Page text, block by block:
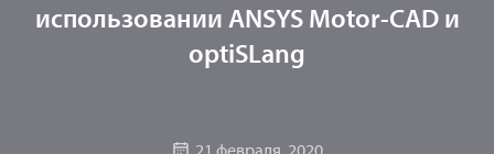
использовании ANSYS Motor-CAD и
optiSLang
21 февраля, 2020